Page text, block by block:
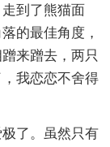
到了熊猫面
的最佳角度，
来蹭去，两只
我恋恋不舍得
了。虽然只有